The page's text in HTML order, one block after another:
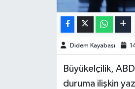
Didem Kayabaşı
Büyükelçilik,
duruma ilişkin